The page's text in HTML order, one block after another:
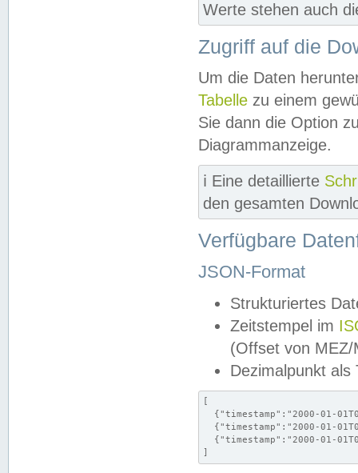
Werte stehen auch
Zugriff auf die
Um die Daten
Tabelle zu einem
Sie dann die Option
Diagrammanzeige.
ℹ️ Eine detaillierte
den gesamten
Verfügbare
JSON-Format
Strukturiertes
Zeitstempel im
(Offset von MEZ/
Dezimalpunkt als
[
{"timestamp":"2000-01-
{"timestamp":"2000-01-
{"timestamp":"2000-01-
]